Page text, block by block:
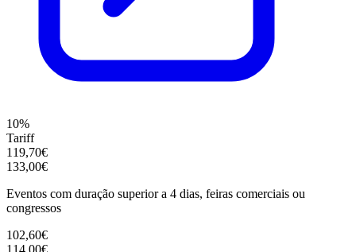
10%
Tariff
119,70€
133,00€
Eventos com duração superior a 4 dias, feiras comerciais ou
congressos
102,60€
114,00€